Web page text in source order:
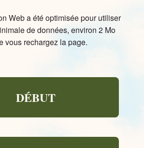
Web a été optimisée pour utiliser
de données, environ 2 Mo
vous rechargez la page.
DÉBUT